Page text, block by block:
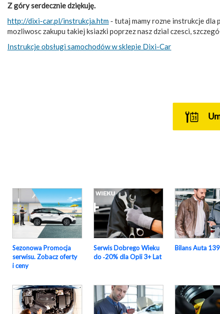
Z góry serdecznie dziękuję.
http://dixi-car.pl/instrukcja.htm - tutaj mamy rozne instrukcje dla
mozliwosc zakupu takiej ksiazki poprzez nasz dzial czesci,
Instrukcje obsługi samochodów w sklepie Dixi-Car
Sezonowa Promocja
serwisu. Zobacz oferty
i ceny
Serwis Dobrego Wieku
do ‑20% dla Opli 3+ Lat
Bilans Auta 139